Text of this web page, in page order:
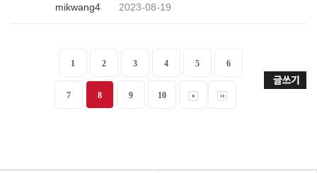
mikwang4 2023-08-19
1 2 3 4 5 6
7 8 9 10